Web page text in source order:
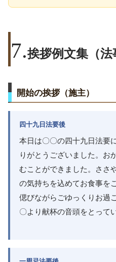
挨拶例文集（法
開始の挨拶（施主）
四十九日法要後
本日は〇〇の四十九日法要
りがとうございました。お
むことができました。ささ
の気持ちを込めてお食事を
偲びながらごゆっくりお過
〇より献杯の音頭をとって